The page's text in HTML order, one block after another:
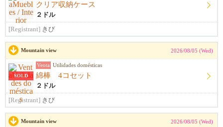
クリア収納ケース
２ドル
[Registrant] きび
Mountain view 2026/08/05 (Wed)
SOLD
Venta Utilidades domésticas
綿棒 4コセット
２ドル
[Registrant] きび
Mountain view 2026/08/05 (Wed)